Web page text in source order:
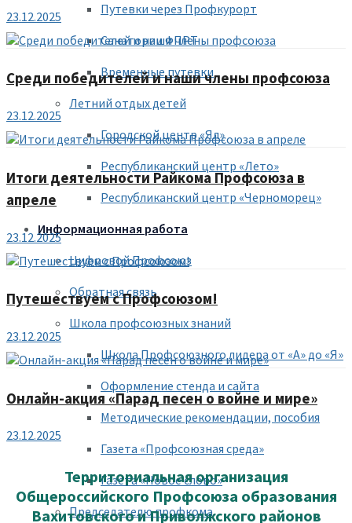
Путевки через Профкурорт
Санатории ФПРТ
Временные путевки
Летний отдых детей
Городской центр «Ял»
Республиканский центр «Лето»
Республиканский центр «Черноморец»
Информационная работа
Цифровой Профсоюз
Обратная связь
Школа профсоюзных знаний
Школа Профсоюзного лидера от «А» до «Я»
Оформление стенда и сайта
Методические рекомендации, пособия
Газета «Профсоюзная среда»
Газета «Новое слово»
Председателю профкома
23.12.2025
Среди победителей и наши члены профсоюза
23.12.2025
Итоги деятельности Райкома Профсоюза в
апреле
23.12.2025
Путешествуем с Профсоюзом!
23.12.2025
Онлайн-акция «Парад песен о войне и мире»
23.12.2025
Территориальная организация
Общероссийского Профсоюза образования
Вахитовского и Приволжского районов